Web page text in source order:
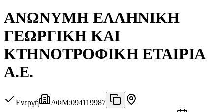
ΑΝΩΝΥΜΗ ΕΛΛΗΝΙΚΗ
ΓΕΩΡΓΙΚΗ ΚΑΙ
ΚΤΗΝΟΤΡΟΦΙΚΗ ΕΤΑΙΡΙΑ
Α.Ε.
Ενεργή ΑΦΜ:094119987